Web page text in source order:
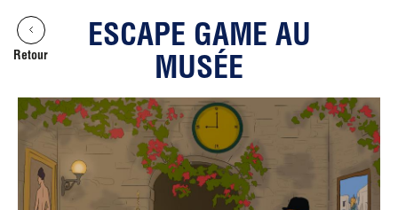
Retour
ESCAPE GAME AU
MUSÉE